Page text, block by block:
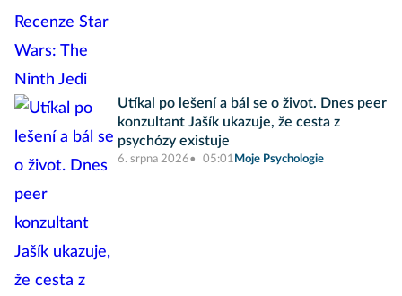
Utíkal po lešení a bál se o život. Dnes peer
konzultant Jašík ukazuje, že cesta z
psychózy existuje
6. srpna 2026 05:01 Moje Psychologie